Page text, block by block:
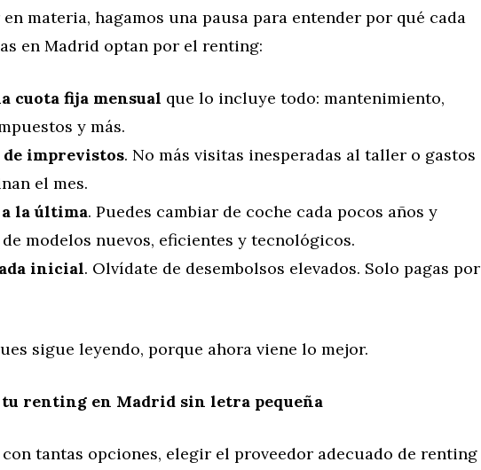
materia, hagamos una pausa para entender por qué cada
en Madrid optan por el renting:
cuota fija mensual que lo incluye todo: mantenimiento,
y más.
imprevistos. No más visitas inesperadas al taller o gastos
el mes.
la última. Puedes cambiar de coche cada pocos años y
modelos nuevos, eficientes y tecnológicos.
inicial. Olvídate de desembolsos elevados. Solo pagas por
sigue leyendo, porque ahora viene lo mejor.
tu renting en Madrid sin letra pequeña
tantas opciones, elegir el proveedor adecuado de renting